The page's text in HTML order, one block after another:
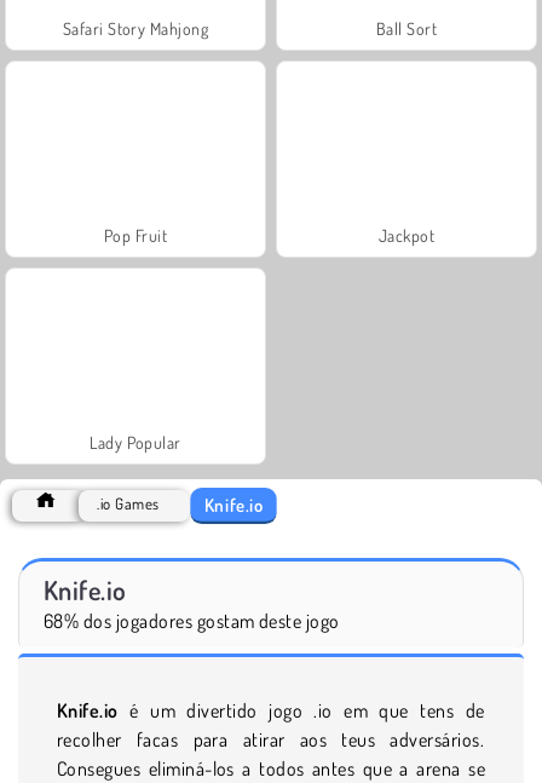
Safari Story Mahjong Ball Sort
Pop Fruit Jackpot
Lady Popular
.io Games Knife.io
Knife.io
68% dos jogadores gostam deste jogo
Knife.io é um divertido jogo .io em que tens de
recolher facas para atirar aos teus adversários.
Consegues eliminá-los a todos antes que a arena se